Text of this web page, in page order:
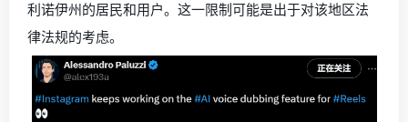
利诺伊州的居民和用户。这一限制可能是出于对该地区法
律法规的考虑。